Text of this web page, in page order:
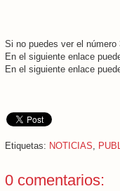
Si no puedes ver el
En el siguiente enlace
En el siguiente enlace
Etiquetas: NOTICIAS,
0 comentarios: